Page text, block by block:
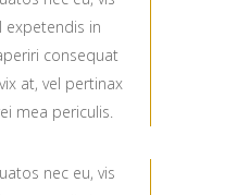
expetendis in
consequat
at, vel pertinax
mea periculis.
nec eu, vis